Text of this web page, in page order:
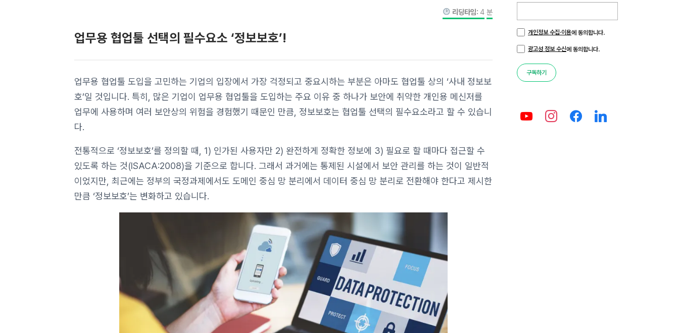
리딩타임: 4 분
업무용 협업툴 선택의 필수요소 ‘정보보호’!
업무용 협업툴 도입을 고민하는 기업의 입장에서 가장 걱정되고 중요시하는 부분은 아마도 협업툴 상의 ‘사내 정보보
호’일 것입니다. 특히, 많은 기업이 업무용 협업툴을 도입하는 주요 이유 중 하나가 보안에 취약한 개인용 메신저를
업무에 사용하며 여러 보안상의 위험을 경험했기 때문인 만큼, 정보보호는 협업툴 선택의 필수요소라고 할 수 있습니
다.
전통적으로 ‘정보보호’를 정의할 때, 1) 인가된 사용자만 2) 완전하게 정확한 정보에 3) 필요로 할 때마다 접근할 수
있도록 하는 것(ISACA:2008)을 기준으로 합니다. 그래서 과거에는 통제된 시설에서 보안 관리를 하는 것이 일반적
이었지만, 최근에는 정부의 국정과제에서도 도메인 중심 망 분리에서 데이터 중심 망 분리로 전환해야 한다고 제시한
만큼 ‘정보보호’는 변화하고 있습니다.
개인정보 수집·이용에 동의합니다.
광고성 정보 수신에 동의합니다.
구독하기